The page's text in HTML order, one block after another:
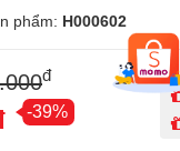
phẩm: H000602
đ
-39%